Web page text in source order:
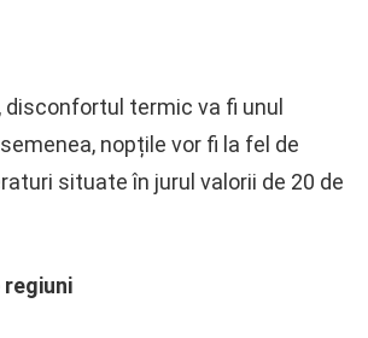
disconfortul termic va fi unul
nopțile vor fi la fel de
situate în jurul valorii de 20 de
regiuni